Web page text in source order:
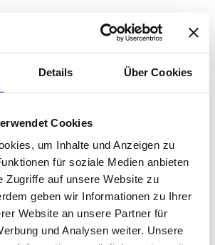
Details Über Cookies
Cookies
um Inhalte und Anzeigen zu
für soziale Medien anbieten
Zugriffe auf unsere Website zu
geben wir Informationen zu Ihrer
Website an unsere Partner für
und Analysen weiter. Unsere